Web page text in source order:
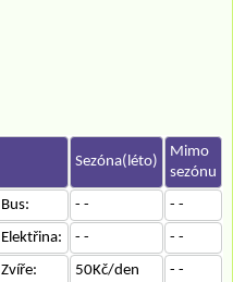
Sezóna(léto)
Mimo
sezónu
Bus: - -
- -
Elektřina: - -
- -
Zvíře: 50Kč/den
- -